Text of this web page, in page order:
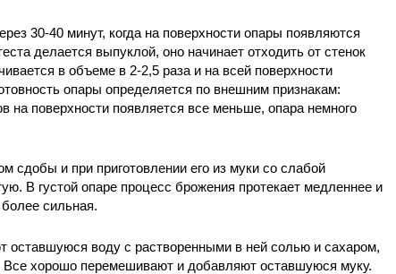
30-40 минут, когда на поверхности опары появляются
делается выпуклой, оно начинает отходить от стенок
в объеме в 2-2,5 раза и на всей поверхности
опары определяется по внешним признакам:
на поверхности появляется все меньше, опара немного
сдобы и при приготовлении его из муки со слабой
В густой опаре процесс брожения протекает медленнее и
сильная.
оставшуюся воду с растворенными в ней солью и сахаром,
Все хорошо перемешивают и добавляют оставшуюся муку.